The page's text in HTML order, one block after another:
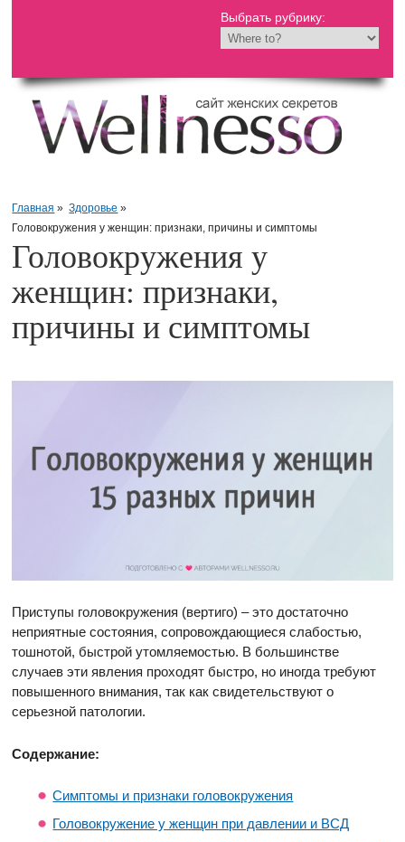
Выбрать рубрику:
Главная » Здоровье »
Головокружения у женщин: признаки, причины и симптомы
Головокружения у
женщин: признаки,
причины и симптомы
Приступы головокружения (вертиго) – это достаточно
неприятные состояния, сопровождающиеся слабостью,
тошнотой, быстрой утомляемостью. В большинстве
случаев эти явления проходят быстро, но иногда требуют
повышенного внимания, так как свидетельствуют о
серьезной патологии.
Содержание:
Симптомы и признаки головокружения
Головокружение у женщин при давлении и ВСД